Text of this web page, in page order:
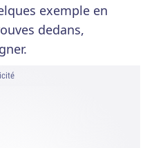
exemple en
dedans,